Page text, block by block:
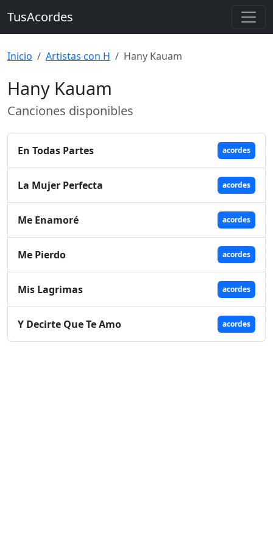
TusAcordes
Inicio Artistas con H Hany Kauam
Hany Kauam
Canciones disponibles
En Todas Partes acordes
La Mujer Perfecta acordes
Me Enamoré acordes
Me Pierdo acordes
Mis Lagrimas acordes
Y Decirte Que Te Amo acordes